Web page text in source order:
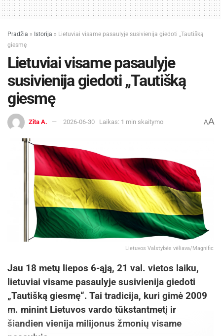
Pradžia » Istorija » Lietuviai visame pasaulyje susivienija giedoti „Tautišką
giesmę
Lietuviai visame pasaulyje
susivienija giedoti „Tautišką
giesmę
Zita A. 2026-06-30 Laikas: 1 min skaitymo AA
Lietuvos Valstybės vėliava/Magnific
Jau 18 metų liepos 6-ąją, 21 val. vietos laiku,
lietuviai visame pasaulyje susivienija giedoti
„Tautišką giesmę“. Tai tradicija, kuri gimė 2009
m. minint Lietuvos vardo tūkstantmetį ir
šiandien vienija milijonus žmonių visame